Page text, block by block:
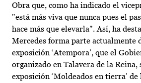
Obra que, como ha indicado el
"está más viva que nunca pues el
hace más que elevarla". Así, ha
Mercedes forma parte actualmente
exposición ‘Atempora’, que el
organizado en Talavera de la Reina,
exposición ‘Moldeados en tierra’ de